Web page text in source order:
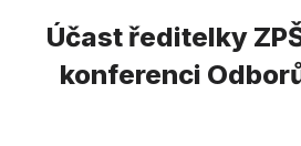
Účast ředitelky
konferenci